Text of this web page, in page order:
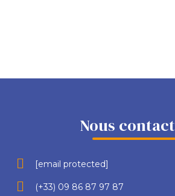
Nous
[email protected]
(+33) 09 86 87 97 87